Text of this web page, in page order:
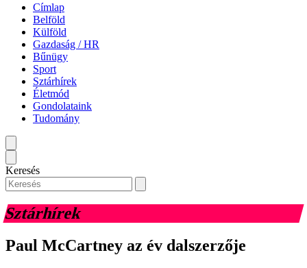
Címlap
Belföld
Külföld
Gazdaság / HR
Bűnügy
Sport
Sztárhírek
Életmód
Gondolataink
Tudomány
Keresés
Sztárhírek
Paul McCartney az év dalszerzője